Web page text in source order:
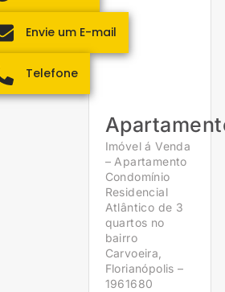
Imóvel á Venda
– Apartamento
Condomínio
Residencial
Atlântico de 3
quartos no
bairro
Carvoeira,
Florianópolis –
1961680
Envie um E-mail
Telefone